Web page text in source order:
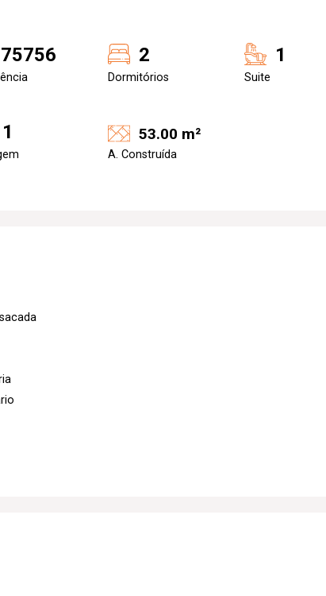
75756 2
Dormitórios
1
Suite
1 53.00 m²
A. Construída